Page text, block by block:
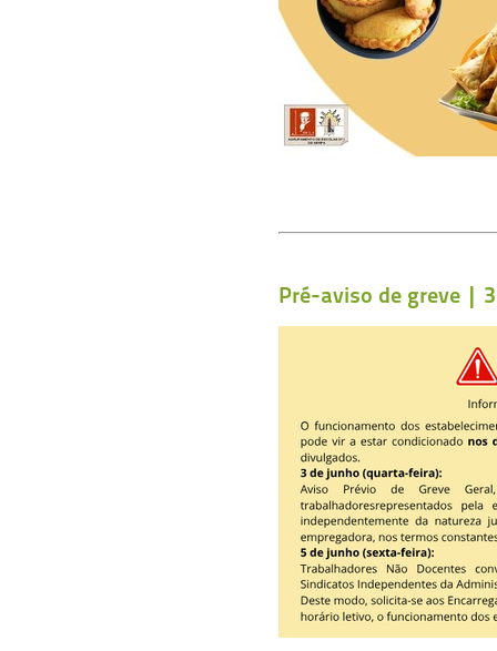
Pré-aviso de greve |